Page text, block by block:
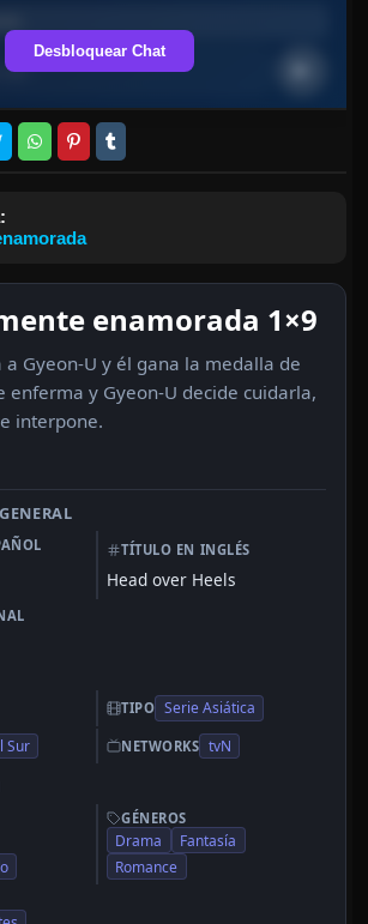
Desbloquear Chat
enamorada 1×9
a Gyeon-U y él gana la medalla de
enferma y Gyeon-U decide cuidarla,
interpone.
TÍTULO EN INGLÉS
Head over Heels
TIPO Serie Asiática
Sur NETWORKS tvN
GÉNEROS
Drama
Fantasía
Romance